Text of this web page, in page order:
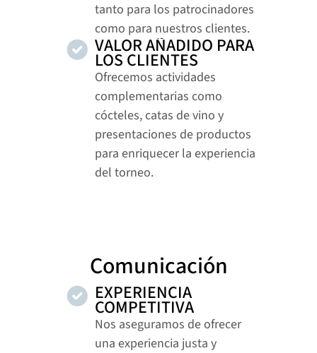
tanto para los patrocinadores
como para nuestros clientes.
VALOR AÑADIDO PARA
LOS CLIENTES
Ofrecemos actividades
complementarias como
cócteles, catas de vino y
presentaciones de productos
para enriquecer la experiencia
del torneo.
Comunicación
EXPERIENCIA
COMPETITIVA
Nos aseguramos de ofrecer
una experiencia justa y